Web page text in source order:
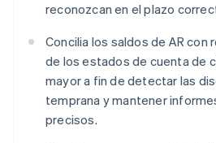
reconozcan en el plazo
Concilia los saldos de AR
de los estados de cuenta de
mayor a fin de detectar las
temprana y mantener
precisos.